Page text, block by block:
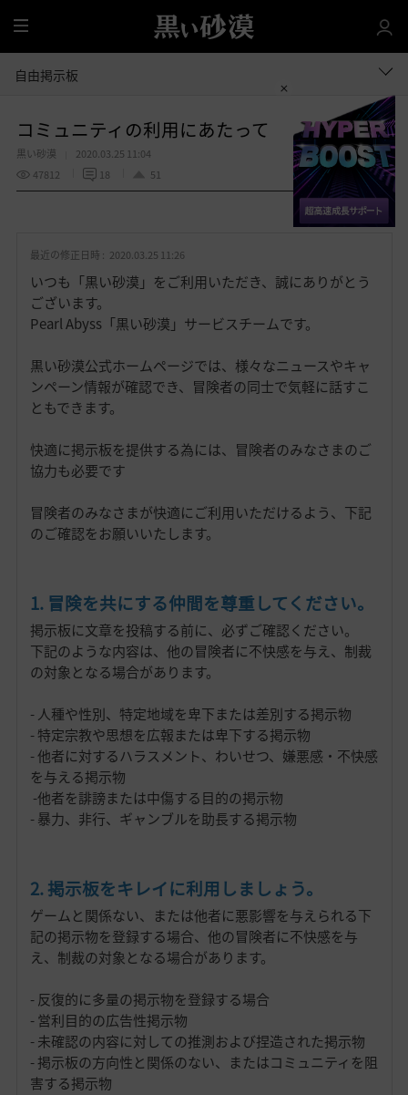
全
体
自由掲示板
コミュニティの利用にあたって
黒い砂漠
2020.03.25 11:04
47812
18 51
お
入
共有する
最近の修正日時 : 2020.03.25 11:26
いつも「黒い砂漠」をご利用いただき、誠にありがとう
ございます。
Pearl Abyss「黒い砂漠」サービスチームです。
黒い砂漠公式ホームページでは、様々なニュースやキャ
ンペーン情報が確認でき、冒険者の同士で気軽に話すこ
ともできます。
快適に掲示板を提供する為には、冒険者のみなさまのご
協力も必要です
冒険者のみなさまが快適にご利用いただけるよう、下記
のご確認をお願いいたします。
1. 冒険を共にする仲間を尊重してください。
掲示板に文章を投稿する前に、必ずご確認ください。
下記のような内容は、他の冒険者に不快感を与え、制裁
の対象となる場合があります。
- 人種や性別、特定地域を卑下または差別する掲示物
- 特定宗教や思想を広報または卑下する掲示物
- 他者に対するハラスメント、わいせつ、嫌悪感・不快感
を与える掲示物
-他者を誹謗または中傷する目的の掲示物
- 暴力、非行、ギャンブルを助長する掲示物
2. 掲示板をキレイに利用しましょう。
ゲームと関係ない、または他者に悪影響を与えられる下
記の掲示物を登録する場合、他の冒険者に不快感を与
え、制裁の対象となる場合があります。
- 反復的に多量の掲示物を登録する場合
- 営利目的の広告性掲示物
- 未確認の内容に対しての推測および捏造された掲示物
- 掲示板の方向性と関係のない、またはコミュニティを阻
害する掲示物